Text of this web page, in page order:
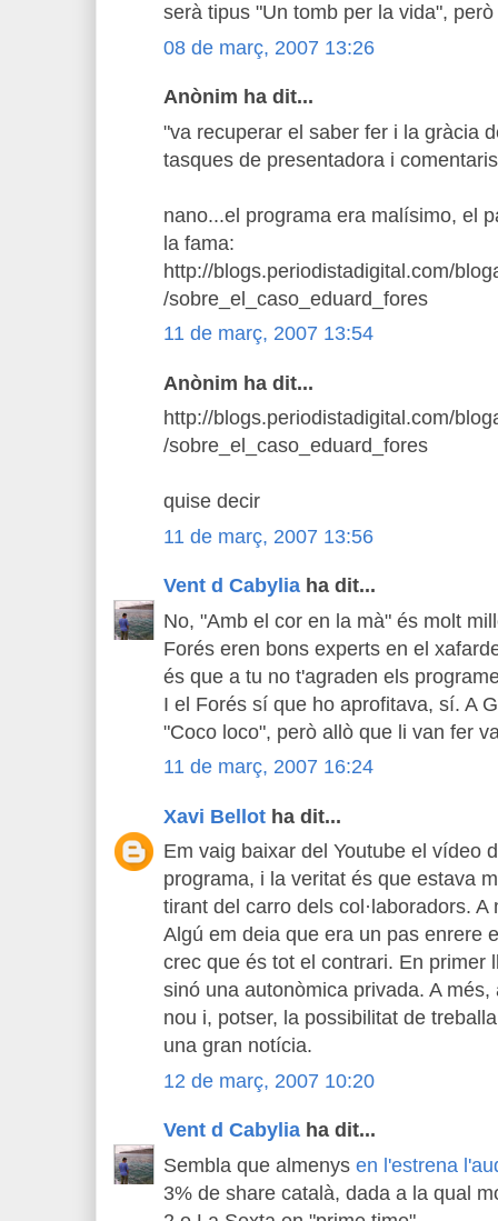
serà tipus "Un tomb per la vida",
08 de març, 2007 13:26
Anònim ha dit...
"va recuperar el saber fer i la gràcia
tasques de presentadora i
nano...el programa era malísimo, el
la fama:
http://blogs.periodistadigital.com/
/sobre_el_caso_eduard_fores
11 de març, 2007 13:54
Anònim ha dit...
http://blogs.periodistadigital.com/
/sobre_el_caso_eduard_fores
quise decir
11 de març, 2007 13:56
Vent d Cabylia ha dit...
No, "Amb el cor en la mà" és molt
Forés eren bons experts en el
és que a tu no t'agraden els
I el Forés sí que ho aprofitava, sí. A
"Coco loco", però allò que li van fer
11 de març, 2007 16:24
Xavi Bellot ha dit...
Em vaig baixar del Youtube el vídeo
programa, i la veritat és que estava
tirant del carro dels col·laboradors.
Algú em deia que era un pas enrere
crec que és tot el contrari. En primer
sinó una autonòmica privada. A
nou i, potser, la possibilitat de
una gran notícia.
12 de març, 2007 10:20
Vent d Cabylia ha dit...
Sembla que almenys en l'estrena
3% de share català, dada a la qual